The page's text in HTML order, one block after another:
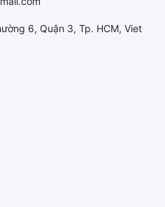
6, Quận 3, Tp. HCM, Viet